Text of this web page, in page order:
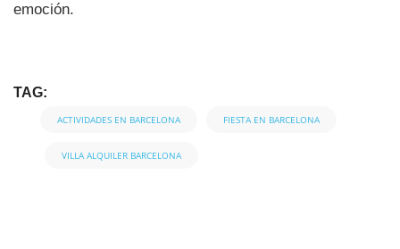
emoción.
TAG:
ACTIVIDADES EN BARCELONA FIESTA EN BARCELONA
VILLA ALQUILER BARCELONA